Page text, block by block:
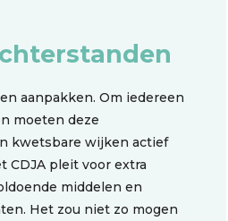
aanpakken. Om iedereen
moeten deze
kwetsbare wijken actief
CDJA pleit voor extra
middelen en
Het zou niet zo mogen